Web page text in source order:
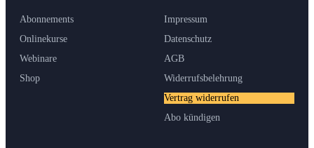
Abonnements
Onlinekurse
Webinare
Shop
Impressum
Datenschutz
AGB
Widerrufsbelehrung
Vertrag widerrufen
Abo kündigen